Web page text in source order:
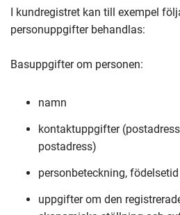
I kundregistret kan till exempel
personuppgifter behandlas:
Basuppgifter om personen:
namn
kontaktuppgifter
postadress)
personbeteckning, födelsetid
uppgifter om den